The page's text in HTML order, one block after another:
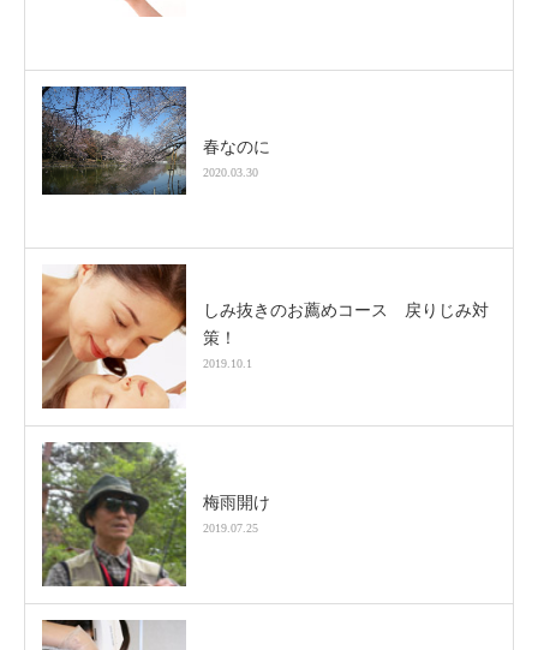
春なのに
2020.03.30
しみ抜きのお薦めコース 戻りじみ対
策！
2019.10.1
梅雨開け
2019.07.25